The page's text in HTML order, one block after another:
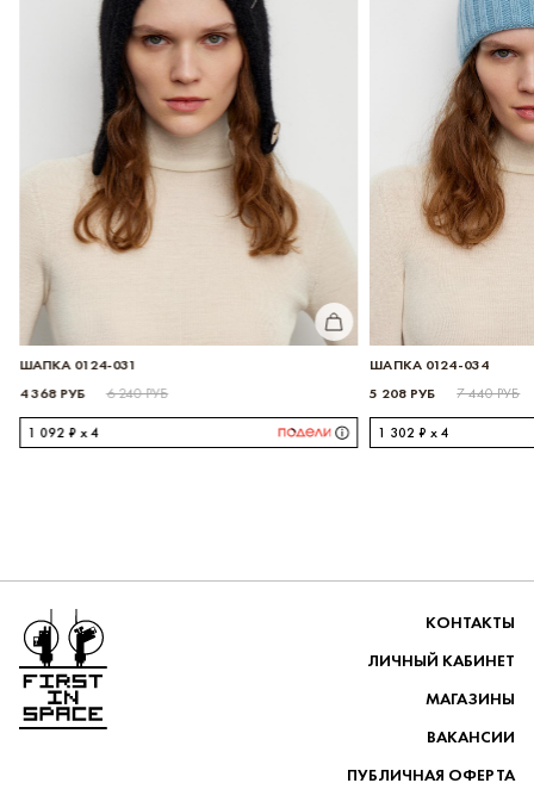
КУПИТЬ
ШАПКА 0124-031
4 368 РУБ
6 240 РУБ
1 092 ₽ x 4
ШАПКА 0124-034
5 208 РУБ
7 440 РУБ
1 302 ₽ x 4
Перейти на главную
КОНТАКТЫ
ЛИЧНЫЙ КАБИНЕТ
МАГАЗИНЫ
ВАКАНСИИ
ПУБЛИЧНАЯ ОФЕРТА